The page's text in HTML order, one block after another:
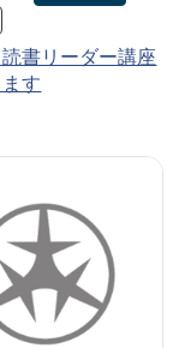
書リーダー講座
す